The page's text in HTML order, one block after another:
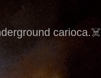
carioca.☠️